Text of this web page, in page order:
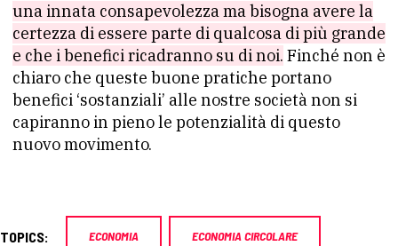
una innata consapevolezza ma bisogna avere la
certezza di essere parte di qualcosa di più grande
e che i benefici ricadranno su di noi. Finché non è
chiaro che queste buone pratiche portano
benefici ‘sostanziali’ alle nostre società non si
capiranno in pieno le potenzialità di questo
nuovo movimento.
TOPICS: ECONOMIA ECONOMIA CIRCOLARE